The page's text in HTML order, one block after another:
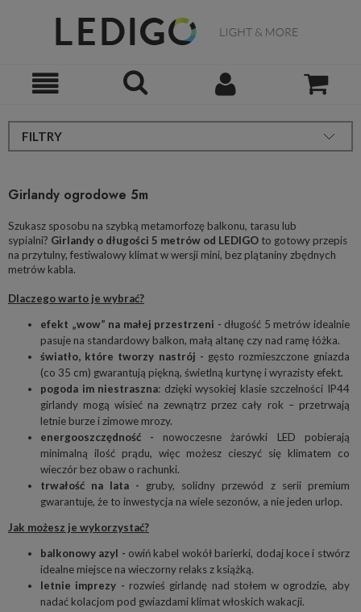
FILTRY
Girlandy ogrodowe 5m
Szukasz sposobu na szybką metamorfozę balkonu, tarasu lub
sypialni? Girlandy o długości 5 metrów od LEDIGO to gotowy przepis
na przytulny, festiwalowy klimat w wersji mini, bez plątaniny zbędnych
metrów kabla.
Dlaczego warto je wybrać?
efekt „wow” na małej przestrzeni - długość 5 metrów idealnie
pasuje na standardowy balkon, małą altanę czy nad ramę łóżka.
światło, które tworzy nastrój - gęsto rozmieszczone gniazda
(co 35 cm) gwarantują piękną, świetlną kurtynę i wyrazisty efekt.
pogoda im niestraszna: dzięki wysokiej klasie szczelności IP44
girlandy mogą wisieć na zewnątrz przez cały rok – przetrwają
letnie burze i zimowe mrozy.
energooszczędność - nowoczesne żarówki LED pobierają
minimalną ilość prądu, więc możesz cieszyć się klimatem co
wieczór bez obaw o rachunki.
trwałość na lata - gruby, solidny przewód z serii premium
gwarantuje, że to inwestycja na wiele sezonów, a nie jeden urlop.
Jak możesz je wykorzystać?
balkonowy azyl - owiń kabel wokół barierki, dodaj koce i stwórz
idealne miejsce na wieczorny relaks z książką.
letnie imprezy - rozwieś girlandę nad stołem w ogrodzie, aby
nadać kolacjom pod gwiazdami klimat włoskich wakacji.